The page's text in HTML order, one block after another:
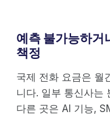
예측 불가능하거
책정
국제 전화 요금은 월
니다. 일부 통신사는
다른 곳은 AI 기능,